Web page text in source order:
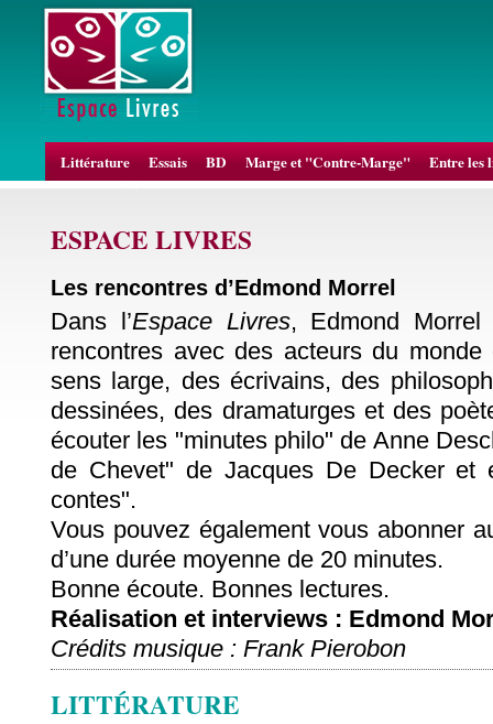
Littérature Essais BD Marge et "Contre-Marge" Entre les
ESPACE LIVRES
Les rencontres d’Edmond Morrel
Dans l’Espace Livres, Edmond
rencontres avec des acteurs du
sens large, des écrivains, des
dessinées, des dramaturges et des
écouter les "minutes philo" de Anne
de Chevet" de Jacques De Decker et
contes".
Vous pouvez également vous abonner
d’une durée moyenne de 20 minutes.
Bonne écoute. Bonnes lectures.
Réalisation et interviews : Edmond
Crédits musique : Frank Pierobon
LITTÉRATURE